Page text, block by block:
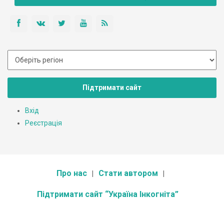
Підтримати сайт
Вхід
Реєстрація
Про нас Стати автором
Підтримати сайт “Україна Інкогніта”